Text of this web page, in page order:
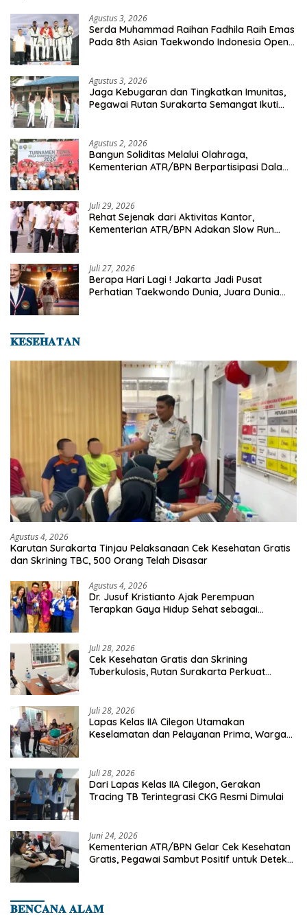
Agustus 3, 2026
Serda Muhammad Raihan Fadhila Raih Emas
Pada 8th Asian Taekwondo Indonesia Open
Agustus 3, 2026
Jaga Kebugaran dan Tingkatkan Imunitas,
Pegawai Rutan Surakarta Semangat Ikuti
Agustus 2, 2026
Bangun Soliditas Melalui Olahraga,
Kementerian ATR/BPN Berpartisipasi Dalam
Juli 29, 2026
Rehat Sejenak dari Aktivitas Kantor,
Kementerian ATR/BPN Adakan Slow Run
Juli 27, 2026
Berapa Hari Lagi ! Jakarta Jadi Pusat
Perhatian Taekwondo Dunia, Juara Dunia
𝐊𝐄𝐒𝐄𝐇𝐀𝐓𝐀𝐍
Agustus 4, 2026
Karutan Surakarta Tinjau Pelaksanaan Cek Kesehatan Gratis
dan Skrining TBC, 500 Orang Telah Disasar
Agustus 4, 2026
Dr. Jusuf Kristianto Ajak Perempuan
Terapkan Gaya Hidup Sehat sebagai
Juli 28, 2026
Cek Kesehatan Gratis dan Skrining
Tuberkulosis, Rutan Surakarta Perkuat
Juli 28, 2026
Lapas Kelas IIA Cilegon Utamakan
Keselamatan dan Pelayanan Prima, Warga
Juli 28, 2026
Dari Lapas Kelas IIA Cilegon, Gerakan
Tracing TB Terintegrasi CKG Resmi Dimulai
Juni 24, 2026
Kementerian ATR/BPN Gelar Cek Kesehatan
Gratis, Pegawai Sambut Positif untuk Deteksi
𝐁𝐄𝐍𝐂𝐀𝐍𝐀 𝐀𝐋𝐀𝐌